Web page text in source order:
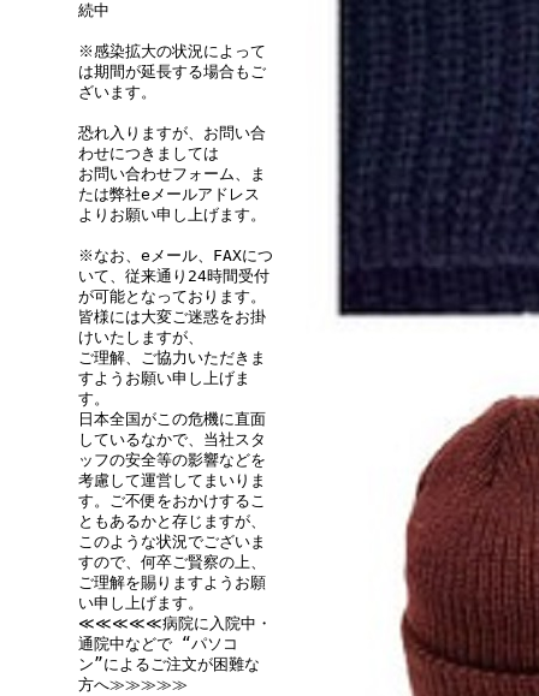
続中
※感染拡大の状況によって
は期間が延長する場合もご
ざいます。
恐れ入りますが、お問い合
わせにつきましては
お問い合わせフォーム、ま
たは弊社eメールアドレス
よりお願い申し上げます。
※なお、eメール、FAXにつ
いて、従来通り24時間受付
が可能となっております。
皆様には大変ご迷惑をお掛
けいたしますが、
ご理解、ご協力いただきま
すようお願い申し上げま
す。
日本全国がこの危機に直面
しているなかで、当社スタ
ッフの安全等の影響などを
考慮して運営してまいりま
す。ご不便をおかけするこ
ともあるかと存じますが、
このような状況でございま
すので、何卒ご賢察の上、
ご理解を賜りますようお願
い申し上げます。
≪≪≪≪≪病院に入院中・
通院中などで “パソコ
ン”によるご注文が困難な
方へ≫≫≫≫≫